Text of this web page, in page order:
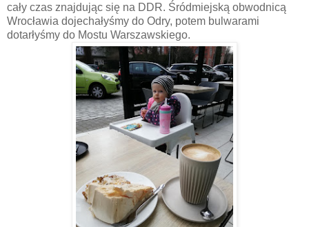
cały czas znajdując się na DDR. Śródmiejską obwodnicą
Wrocławia dojechałyśmy do Odry, potem bulwarami
dotarłyśmy do Mostu Warszawskiego.